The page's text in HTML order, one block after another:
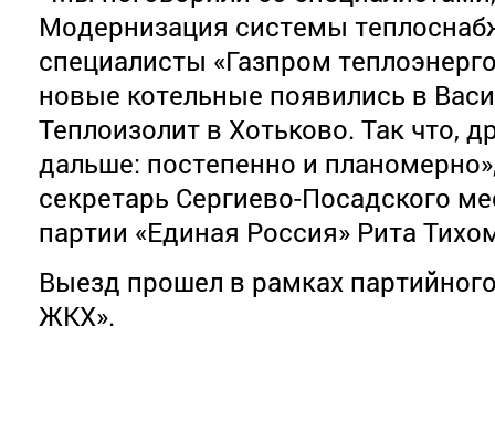
Модернизация системы
специалисты «Газпром
новые котельные появились в
Теплоизолит в Хотьково. Так что,
дальше: постепенно и
секретарь Сергиево-Посадского
партии «Единая Россия» Рита
Выезд прошел в рамках
ЖКХ».